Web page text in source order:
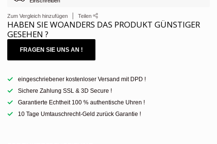
Zum Vergleich hinzufügen Teilen
HABEN SIE WOANDERS DAS PRODUKT GÜNSTIGER
GESEHEN ?
FRAGEN SIE UNS AN !
eingeschriebener kostenloser Versand mit DPD !
Sichere Zahlung SSL & 3D Secure !
Garantierte Echtheit 100 % authentische Uhren !
10 Tage Umtauschrecht-Geld zurück Garantie !